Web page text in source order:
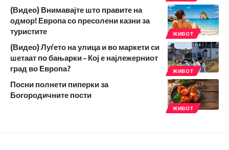
ЖИВОТ
(Видео) Внимавајте што правите на
одмор! Европа со пресолени казни за
туристите
ЖИВОТ
(Видео) Луѓето на улица и во маркети си
шетаат по бањарки – Кој е најлежерниот
град во Европа?
ЖИВОТ
Посни полнети пиперки за
Богородичните пости